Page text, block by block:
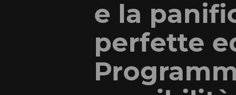
e la
perfette